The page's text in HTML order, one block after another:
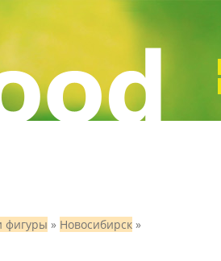
фигуры » Новосибирск »